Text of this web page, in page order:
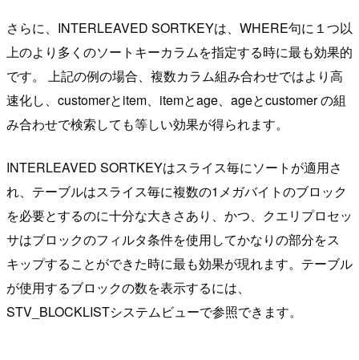
さらに、INTERLEAVED SORTKEYは、WHERE句に１つ以
上のより多くのソートキーカラムを指定する時に最も効果的
です。 上記の例の場合、複数カラム組み合わせではより高
速化し、customerとitem、itemとage、ageとcustomer の組
み合わせで検索しても等しい効果が得られます。
INTERLEAVED SORTKEYはスライス毎にソートが適用さ
れ、テーブルはスライス毎に複数の1メガバイトのブロック
を必要とするのに十分な大きさあり、かつ、クエリプロセッ
サはブロックのフィルタ条件を使用してかなりの部分をス
キップすることができた時に最も効果が現れます。テーブル
が使用するブロックの数を表示するには、
STV_BLOCKLISTシステムビューで参照できます。